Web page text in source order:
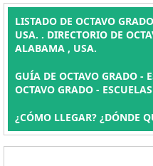
LISTADO DE OCTAVO
USA. . DIRECTORIO DE
ALABAMA , USA.
GUÍA DE OCTAVO GRADO -
OCTAVO GRADO -
¿CÓMO LLEGAR? ¿DÓNDE